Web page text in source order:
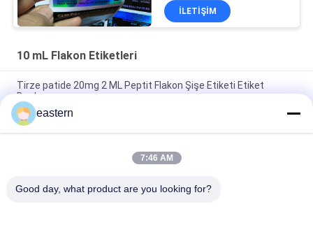
İLETIŞIM
10 mL Flakon Etiketleri
Tirze patide 20mg 2 ML Peptit Flakon Şişe Etiketi Etiket
Baskısı
GHRP6 5MG 2 MLBottle Etiket Dikkate Alınması Peptid toz
etiketleri için
GHRP6 5MG 2 MLBottle Etiket Dikkate Alınması Peptid toz
eastern
7:46 AM
Good day, what product are you looking for?